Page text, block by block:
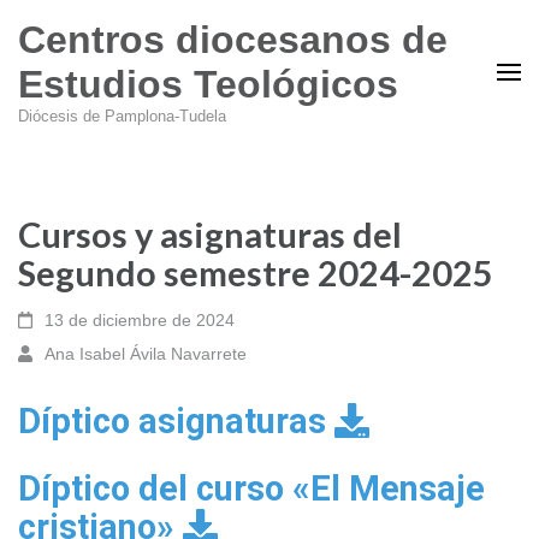
Centros diocesanos de
Estudios Teológicos
Diócesis de Pamplona-Tudela
Cursos y asignaturas del
Segundo semestre 2024-2025
13 de diciembre de 2024
Ana Isabel Ávila Navarrete
Díptico asignaturas
Díptico del curso «El Mensaje
cristiano»